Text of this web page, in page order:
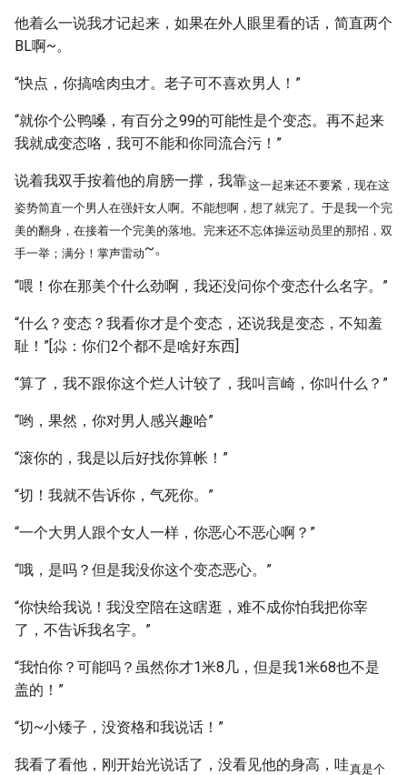
他着么一说我才记起来，如果在外人眼里看的话，简直两个
BL啊~。
“快点，你搞啥肉虫才。老子可不喜欢男人！”
“就你个公鸭嗓，有百分之99的可能性是个变态。再不起来
我就成变态咯，我可不能和你同流合污！”
说着我双手按着他的肩膀一撑，我靠这一起来还不要紧，现在这
姿势简直一个男人在强奸女人啊。不能想啊，想了就完了。于是我一个完
美的翻身，在接着一个完美的落地。完来还不忘体操运动员里的那招，双
手一举；满分！掌声雷动~。
“喂！你在那美个什么劲啊，我还没问你个变态什么名字。”
“什么？变态？我看你才是个变态，还说我是变态，不知羞
耻！”[尛：你们2个都不是啥好东西]
“算了，我不跟你这个烂人计较了，我叫言崎，你叫什么？”
“哟，果然，你对男人感兴趣哈”
“滚你的，我是以后好找你算帐！”
“切！我就不告诉你，气死你。”
“一个大男人跟个女人一样，你恶心不恶心啊？”
“哦，是吗？但是我没你这个变态恶心。”
“你快给我说！我没空陪在这瞎逛，难不成你怕我把你宰
了，不告诉我名字。”
“我怕你？可能吗？虽然你才1米8几，但是我1米68也不是
盖的！”
“切~小矮子，没资格和我说话！”
我看了看他，刚开始光说话了，没看见他的身高，哇真是个